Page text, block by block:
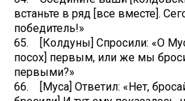
встаньте в ряд [все вместе].
победитель!»
65. [Колдуны] Спросили: «О
посох] первым, или же мы
первыми?»
66. [Муса] Ответил: «Нет,